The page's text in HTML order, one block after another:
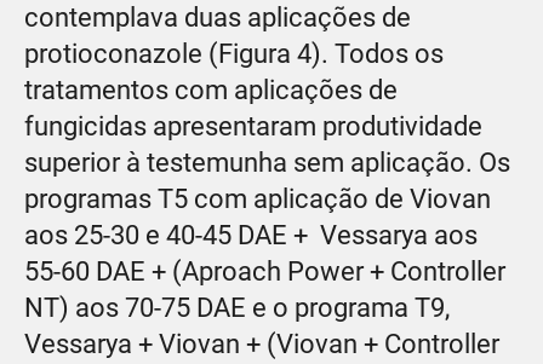
contemplava duas aplicações de
protioconazole (Figura 4). Todos os
tratamentos com aplicações de
fungicidas apresentaram produtividade
superior à testemunha sem aplicação. Os
programas T5 com aplicação de Viovan
aos 25-30 e 40-45 DAE + Vessarya aos
55-60 DAE + (Aproach Power + Controller
NT) aos 70-75 DAE e o programa T9,
Vessarya + Viovan + (Viovan + Controller